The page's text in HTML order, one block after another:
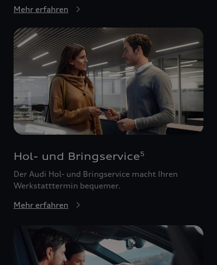
Mehr erfahren
Hol- und Bringservice5
Der Audi Hol- und Bringservice macht Ihren
Werkstatttermin bequemer.
Mehr erfahren